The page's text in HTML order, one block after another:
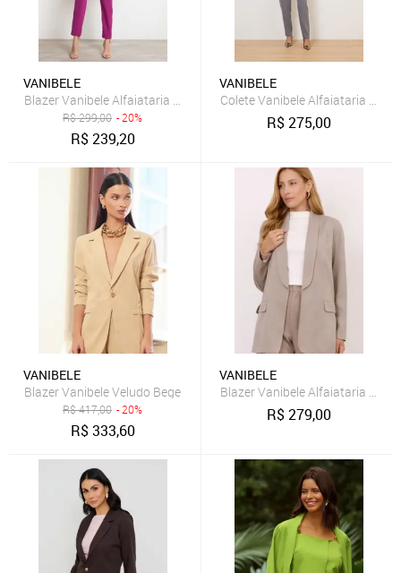
VANIBELE
Blazer Vanibele Alfaiataria Pink
R$299,00 - 20%
R$239,20
VANIBELE
Colete Vanibele Alfaiataria
R$275,00
VANIBELE
Blazer Vanibele Veludo Bege
R$417,00 - 20%
R$333,60
VANIBELE
Blazer Vanibele Alfaiataria Bege
R$279,00